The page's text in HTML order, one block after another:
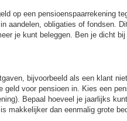
op een pensioenspaarrekening
aandelen, obligaties of fondsen.
je kunt beleggen. Ben je dicht
bijvoorbeeld als een klant
voor pensioen in. Kies een
Bepaal hoeveel je jaarlijks
makkelijker dan eenmalig grote